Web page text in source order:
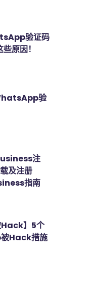
验证码
原因！
验
注
及注册
指南
】5个
Hack措施